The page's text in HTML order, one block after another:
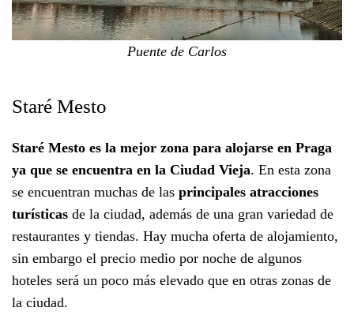
Puente de Carlos
Staré Mesto
Staré Mesto es la mejor zona para alojarse en Praga
ya que se encuentra en la Ciudad Vieja. En esta zona
se encuentran muchas de las principales atracciones
turísticas de la ciudad, además de una gran variedad de
restaurantes y tiendas. Hay mucha oferta de alojamiento,
sin embargo el precio medio por noche de algunos
hoteles será un poco más elevado que en otras zonas de
la ciudad.